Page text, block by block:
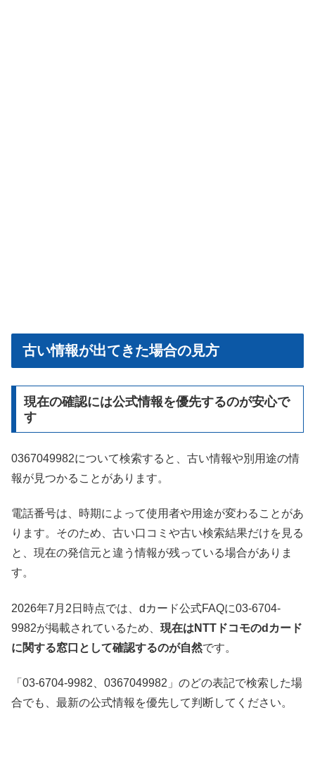
古い情報が出てきた場合の見方
現在の確認には公式情報を優先するのが安心で
す
0367049982について検索すると、古い情報や別用途の情
報が見つかることがあります。
電話番号は、時期によって使用者や用途が変わることがあ
ります。そのため、古い口コミや古い検索結果だけを見る
と、現在の発信元と違う情報が残っている場合がありま
す。
2026年7月2日時点では、dカード公式FAQに03-6704-
9982が掲載されているため、 現在はNTTドコモのdカード
に関する窓口として確認するのが自然です。
「03-6704-9982、0367049982」のどの表記で検索した場
合でも、最新の公式情報を優先して判断してください。